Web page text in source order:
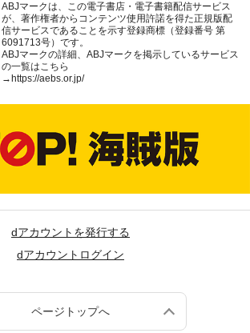
ABJマークは、この電子書店・電子書籍配信サービス
が、著作権者からコンテンツ使用許諾を得た正規版配
信サービスであることを示す登録商標（登録番号 第
6091713号）です。
ABJマークの詳細、ABJマークを掲示しているサービス
の一覧はこちら
→ https://aebs.or.jp/
dアカウントを発行する
dアカウントログイン
ページトップへ